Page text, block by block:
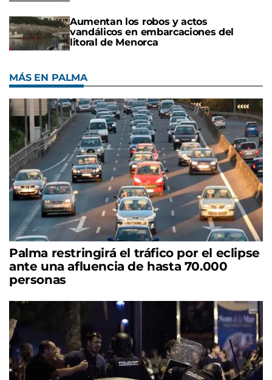
Aumentan los robos y actos
vandálicos en embarcaciones del
litoral de Menorca
MÁS EN PALMA
Palma restringirá el tráfico por el eclipse
ante una afluencia de hasta 70.000
personas